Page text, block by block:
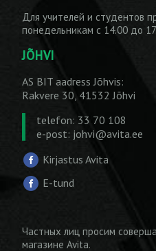
Для учителей и студентов
понедельникам с 14.00 до
JÕHVI
AS BIT aadress Jõhvis:
Rakvere 30, 41532 Jõhvi
telefon: 33 70 108
e-post: johvi@avita.ee
Kirjastus Avita
E-tund
Частных лиц просим
магазине Avita.